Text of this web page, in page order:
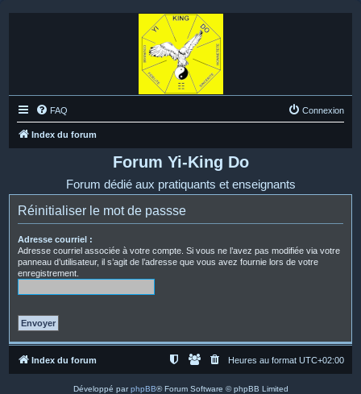
FAQ Connexion
Index du forum
Forum Yi-King Do
Forum dédié aux pratiquants et enseignants
Réinitialiser le mot de passse
Adresse courriel :
Adresse courriel associée à votre compte. Si vous ne l’avez pas modifiée via votre
panneau d’utilisateur, il s’agit de l’adresse que vous avez fournie lors de votre
enregistrement.
Index du forum Heures au format UTC+02:00
Développé parphpBB® Forum Software © phpBB Limited